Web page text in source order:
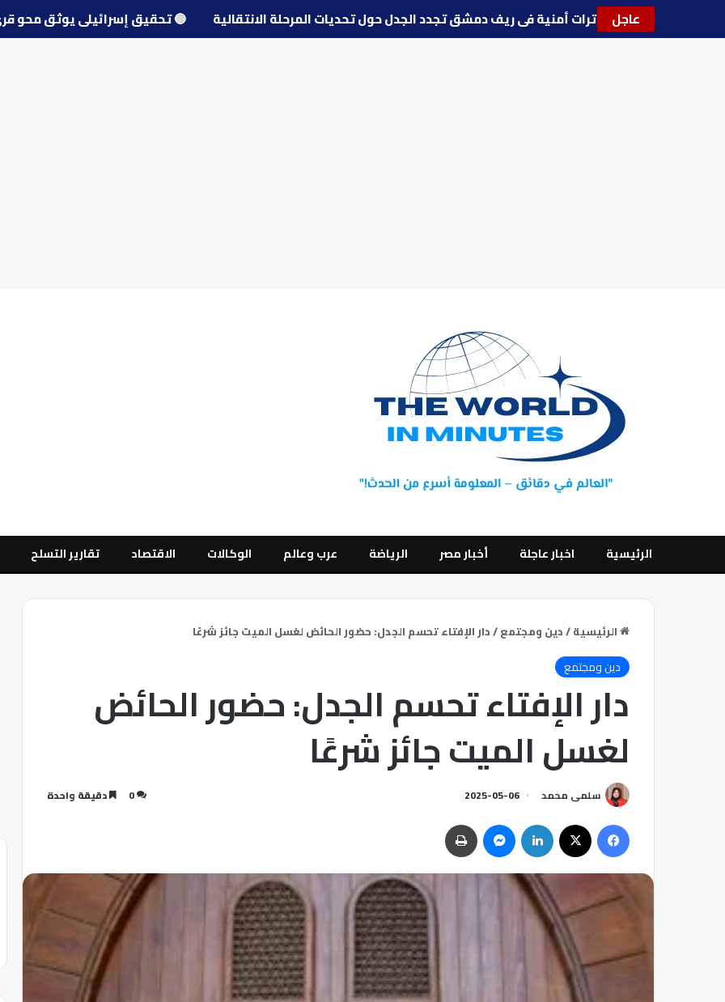
عاجل 🔵توترات أمنية في ريف دمشق تجدد الجدل حول تحديات المرحلة الانتقالية 🔵تحقيق إسرائيلي يوثق
الرئيسية اخبار عاجلة أخبار مصر الرياضة عرب وعالم الوكالات الاقتصاد تقارير التسلح
الرئيسية/دين ومجتمع/دار الإفتاء تحسم الجدل: حضور الحائض لغسل الميت جائز شرعًا
دين ومجتمع
دار الإفتاء تحسم الجدل: حضور الحائض
لغسل الميت جائز شرعًا
سلمى محمد 2025-05-06
0 دقيقة واحدة